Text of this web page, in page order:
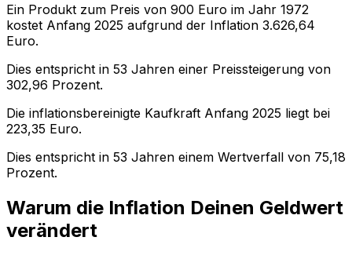
Ein Produkt zum Preis von 900 Euro im Jahr 1972
kostet Anfang 2025 aufgrund der Inflation 3.626,64
Euro.
Dies entspricht in 53 Jahren einer Preissteigerung von
302,96 Prozent.
Die inflationsbereinigte Kaufkraft Anfang 2025 liegt bei
223,35 Euro.
Dies entspricht in 53 Jahren einem Wertverfall von 75,18
Prozent.
Warum die Inflation Deinen Geldwert
verändert